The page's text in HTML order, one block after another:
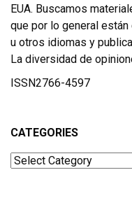
EUA. Buscamos
que por lo general
u otros idiomas y
La diversidad de
ISSN2766-4597
CATEGORIES
Categories